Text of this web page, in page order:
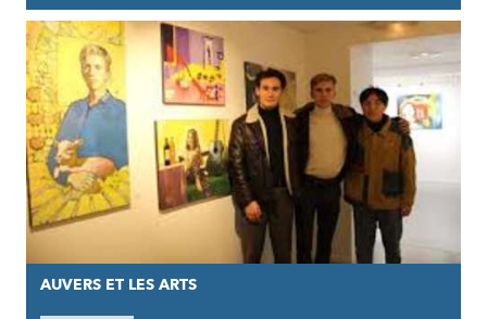
AUVERS ET LES ARTS